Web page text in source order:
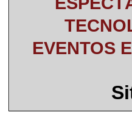
EVENTOS